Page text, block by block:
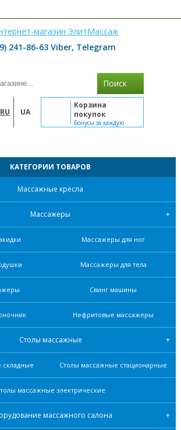
241-86-63 Viber, Telegram
Поиск
RU UA
Корзина
покупок
Бонусы за каждую
покупку
КАТЕГОРИИ ТОВАРОВ
Массажные кресла
Массажеры
Массажеры для ног
Массажеры для тела
Свинг машины
Нефритовые масcажеры
Столы массажные
Столы массажные стационарные
массажные электрические
массажного салона